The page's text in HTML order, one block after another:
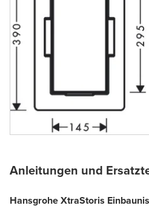
Anleitungen und
Hansgrohe XtraStoris